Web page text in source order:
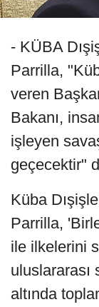
- KÜBA
Parrilla,
veren
Bakanı,
işleyen
geçecektir"
Küba
Parrilla,
ile ilkelerini
uluslararası
altında